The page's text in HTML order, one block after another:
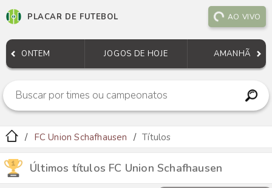
PLACAR DE FUTEBOL AO VIVO
ONTEM JOGOS DE HOJE AMANHÃ
FC Union Schafhausen Títulos
Últimos títulos FC Union Schafhausen